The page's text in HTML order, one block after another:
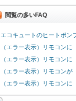
閲覧の多いFAQ
エコキュートのヒートポン
（エラー表示）リモコンに
（エラー表示）リモコンに
（エラー表示）リモコン
（エラー表示）リモコンに